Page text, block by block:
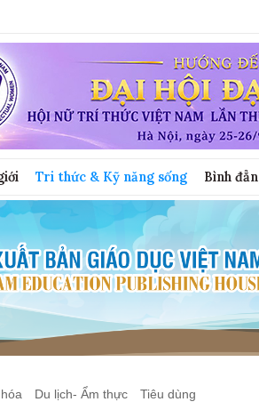
Tri thức & Kỹ năng sống Bình
Du lịch- Ẩm thực Tiêu dùng